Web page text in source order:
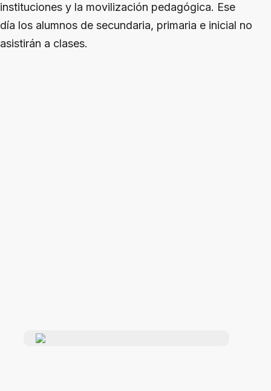
instituciones y la movilización pedagógica. Ese
día los alumnos de secundaria, primaria e inicial no
asistirán a clases.